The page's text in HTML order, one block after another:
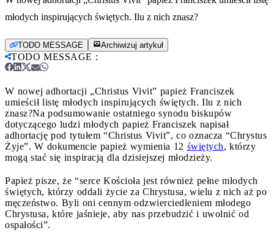
młodych inspirujących świętych. Ilu z nich znasz?
TODO MESSAGE Archiwizuj artykuł
TODO MESSAGE :
W nowej adhortacji „Christus Vivit” papież Franciszek
umieścił listę młodych inspirujących świętych. Ilu z nich
znasz?Na podsumowanie ostatniego synodu biskupów
dotyczącego ludzi młodych papież Franciszek napisał
adhortację pod tytułem “Christus Vivit”, co oznacza “Chrystus
Żyje”. W dokumencie papież wymienia 12 świętych, którzy
mogą stać się inspiracją dla dzisiejszej młodzieży.
Papież pisze, że “serce Kościoła jest również pełne młodych
świętych, którzy oddali życie za Chrystusa, wielu z nich aż po
męczeństwo. Byli oni cennym odzwierciedleniem młodego
Chrystusa, które jaśnieje, aby nas przebudzić i uwolnić od
ospałości”.